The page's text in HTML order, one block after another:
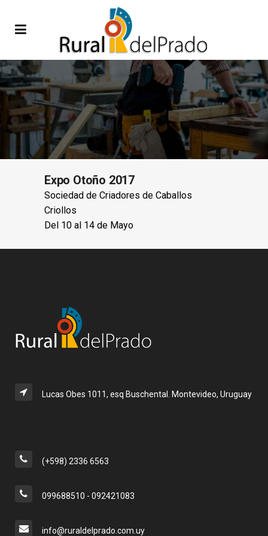
Expo Otoño 2017
Sociedad de Criadores de Caballos
Criollos
Del 10 al 14 de Mayo
Lucas Obes 1011, esq Buschental. Montevideo, Uruguay
(+598) 2336 6563
099688510 - 092421083
info@ruraldelprado.com.uy